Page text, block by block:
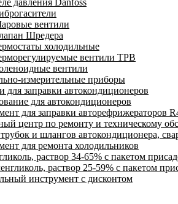
давления Danfoss
вентили
Шредера
холодильные
вентили ТРВ
вентили
измерительные приборы
для заправки автокондиционеров
для автокондиционеров
для заправки авторефрижераторов
центр по ремонту и техническому
и шлангов автокондиционера,
для ремонта холодильников
раствор 34-65% с пакетом
раствор 25-59% с пакетом
инструмент с дисконтом